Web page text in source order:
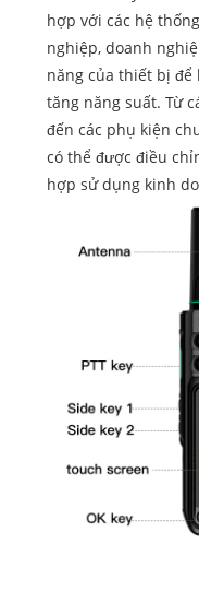
hợp với các hệ
nghiệp, doanh
năng của thiết bị
tăng năng suất. Từ
đến các phụ kiện
có thể được điều
hợp sử dụng kinh